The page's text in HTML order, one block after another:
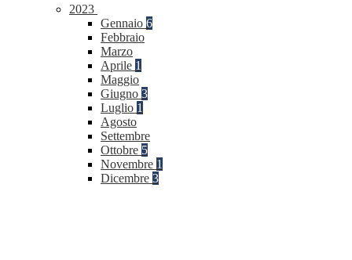
2023
Gennaio 6
Febbraio
Marzo
Aprile 1
Maggio
Giugno 3
Luglio 1
Agosto
Settembre
Ottobre 5
Novembre 1
Dicembre 3